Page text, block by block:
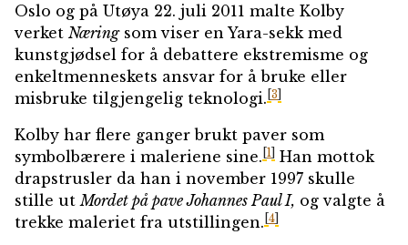
Oslo og på Utøya 22. juli 2011 malte Kolby
verket Næringsom viser en Yara-sekk med
kunstgjødsel for å debattere ekstremisme og
enkeltmenneskets ansvar for å bruke eller
misbruke tilgjengelig teknologi. [3]
Kolby har flere ganger brukt paver som
symbolbærere i maleriene sine. [1] Han mottok
drapstrusler da han i november 1997 skulle
stille ut Mordet på pave Johannes Paul I, og valgte å
trekke maleriet fra utstillingen. [4]